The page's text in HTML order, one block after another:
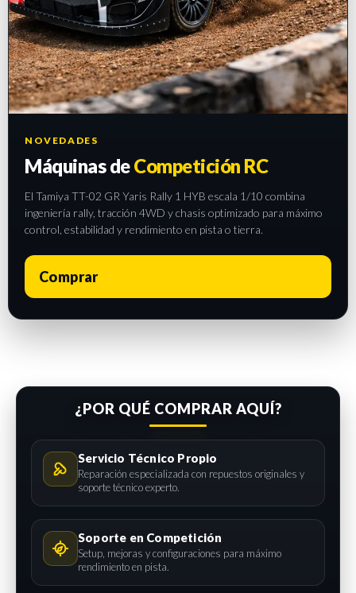
NOVEDADES
Máquinas deCompetición RC
El Tamiya TT-02 GR Yaris Rally 1 HYB escala 1/10 combina
ingeniería rally, tracción 4WD y chasis optimizado para máximo
control, estabilidad y rendimiento en pista o tierra.
Comprar
¿POR QUÉ COMPRAR AQUÍ?
Servicio Técnico Propio
Reparación especializada con repuestos originales y
soporte técnico experto.
Soporte en Competición
Setup, mejoras y configuraciones para máximo
rendimiento en pista.